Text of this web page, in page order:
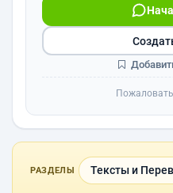
РАЗДЕЛЫ Тексты и